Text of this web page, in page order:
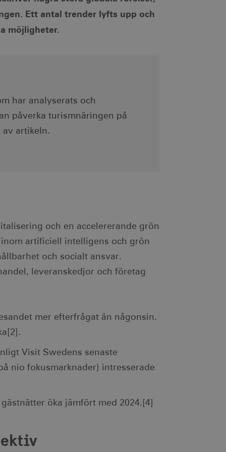
Ett antal trender lyfts upp och
möjligheter.
har analyserats och
påverka turismnäringen på
av artikeln.
och en accelererande grön
artificiell intelligens och grön
och socialt ansvar.
leveranskedjor och företag
mer efterfrågat än någonsin.
Visit Swedens senaste
nio fokusmarknader) intresserade
öka jämfört med 2024.[4]